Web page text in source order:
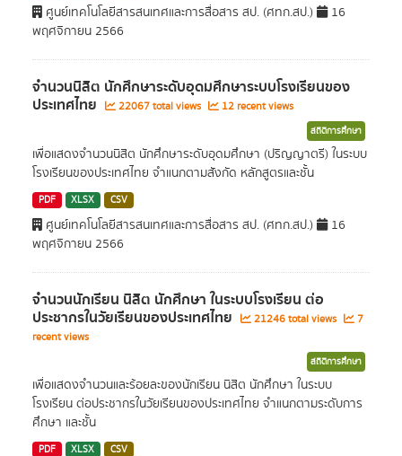
ศูนย์เทคโนโลยีสารสนเทศและการสื่อสาร สป. (ศทก.สป.)
16
พฤศจิกายน 2566
จำนวนนิสิต นักศึกษาระดับอุดมศึกษาระบบโรงเรียนของ
ประเทศไทย 22067 total views 12 recent views
สถิติการศึกษา
เพื่อแสดงจำนวนนิสิต นักศึกษาระดับอุดมศึกษา (ปริญญาตรี) ในระบบ
โรงเรียนของประเทศไทย จำแนกตามสังกัด หลักสูตรและชั้น
PDF XLSX CSV
ศูนย์เทคโนโลยีสารสนเทศและการสื่อสาร สป. (ศทก.สป.)
16
พฤศจิกายน 2566
จำนวนนักเรียน นิสิต นักศึกษา ในระบบโรงเรียน ต่อ
ประชากรในวัยเรียนของประเทศไทย 21246 total views
7
recent views
สถิติการศึกษา
เพื่อแสดงจำนวนและร้อยละของนักเรียน นิสิต นักศึกษา ในระบบ
โรงเรียน ต่อประชากรในวัยเรียนของประเทศไทย จำแนกตามระดับการ
ศึกษา และชั้น
PDF XLSX CSV